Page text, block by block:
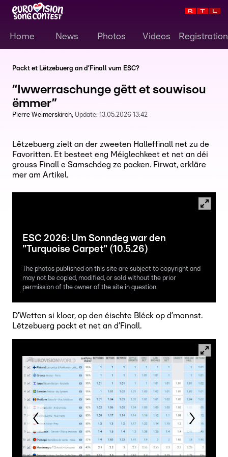
Home News Photos Videos Registration
Packt et Lëtzebuerg an d’Finall vum ESC?
“Iwwerraschunge gëtt et souwisou
ëmmer”
Pierre Weimerskirch Update: 13.05.2026 13:42
Lëtzebuerg zielt an der zweeten Halleffinall net zu de
Favoritten. Et besteet eng Méiglechkeet et net an déi
grouss Finall e Samschdeg ze packen. Firwat, erkläre
mer am Artikel.
ESC 2026: Um Sonndeg war den
"Turquoise Carpet" (10.5.26)
The photos published on this site are subject to copyright and
may not be copied, modified, or sold without the prior
permission of the owner of the site in question.
D’Wetten si kloer, op den éischte Bléck op d’mannst.
Lëtzebuerg packt et net an d’Finall.